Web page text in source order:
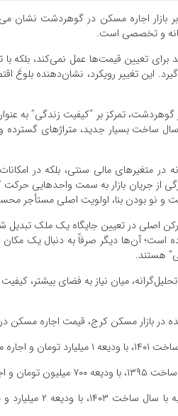
بازار اجاره مسکن در گوهردشت
و تخصصی است.
برای تعیین قیمت‌ها عمل نمی‌کند، بلکه
این تغییر رویکرد، نشان‌دهنده بلوغ
گوهردشت، تمرکز بر “کیفیت زندگی” به
ساخت بسیار جدید، متراژهای
در متغیرهای مالی سنتی، بلکه در
از جریان بازار به سمت واحدهایی حرکت
نو بودن بنا، اولویت اصلی مستأجر
رکن اصلی در تعیین جایگاه یک ملک
است؛ آن‌ها دیگر صرفاً به دنبال یک
هستند.
میان نیاز به فضای بیشتر،
در بازار مسکن کرج، قیمت اجاره مسکن